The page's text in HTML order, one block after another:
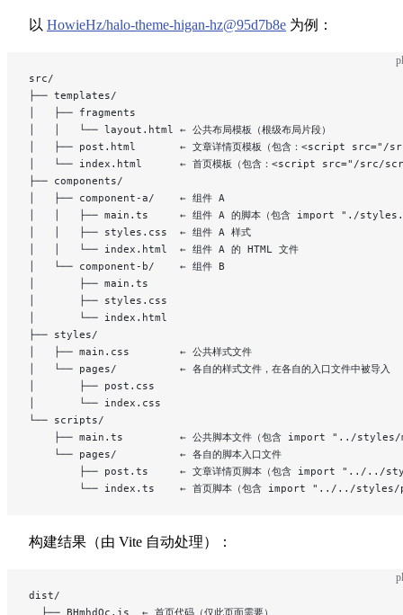
以 HowieHz/halo-theme-higan-hz@95d7b8e 为例：
src/
├── templates/
│   ├── fragments
│   │   └── layout.html ← 公共布局模板（根级布局片段）
│   ├── post.html       ← 文章详情页模板（包含：<script src="/src/
│   └── index.html      ← 首页模板（包含：<script src="/src/
├── components/
│   ├── component-a/    ← 组件 A
│   │   ├── main.ts     ← 组件 A 的脚本（包含 import "./
│   │   ├── styles.css  ← 组件 A 样式
│   │   └── index.html  ← 组件 A 的 HTML 文件
│   └── component-b/    ← 组件 B
│       ├── main.ts
│       ├── styles.css
│       └── index.html
├── styles/
│   ├── main.css        ← 公共样式文件
│   └── pages/          ← 各自的样式文件，在各自的入口文件中被导入
│       ├── post.css
│       └── index.css
└── scripts/
├── main.ts         ← 公共脚本文件（包含 import "../
    └── pages/          ← 各自的脚本入口文件
├── post.ts     ← 文章详情页脚本（包含 import "../../
└── index.ts    ← 首页脚本（包含 import "../../
构建结果（由 Vite 自动处理）：
dist/
  ├── BHmhdQc.js  ← 首页代码（仅此页面需要）